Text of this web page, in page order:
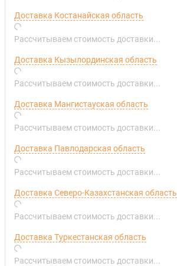
Доставка Костанайская область
Рассчитываем стоимость доставки...
Доставка Кызылординская область
Рассчитываем стоимость доставки...
Доставка Мангистауская область
Рассчитываем стоимость доставки...
Доставка Павлодарская область
Рассчитываем стоимость доставки...
Доставка Северо-Казахстанская область
Рассчитываем стоимость доставки...
Доставка Туркестанская область
Рассчитываем стоимость доставки...